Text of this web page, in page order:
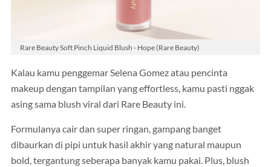
Rare Beauty Soft Pinch Liquid Blush - Hope (Rare Beauty)
Kalau kamu penggemar Selena Gomez atau pencinta
makeup dengan tampilan yang effortless, kamu pasti nggak
asing sama blush viral dari Rare Beauty ini.
Formulanya cair dan super ringan, gampang banget
dibaurkan di pipi untuk hasil akhir yang natural maupun
bold, tergantung seberapa banyak kamu pakai. Plus, blush